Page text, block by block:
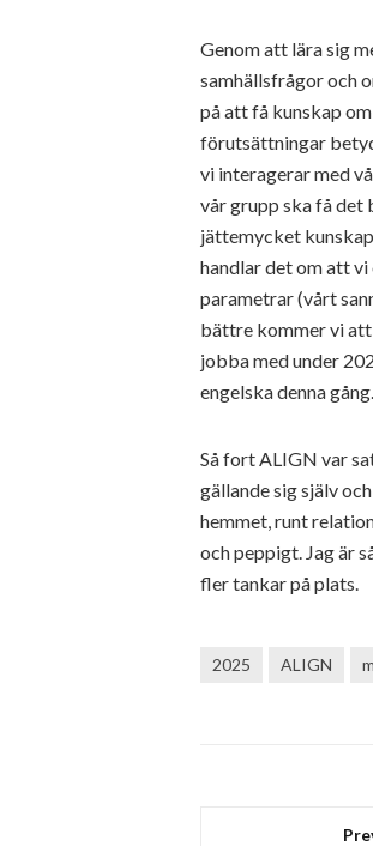
Genom att lära sig
samhällsfrågor och
på att få kunskap
förutsättningar
vi interagerar med
vår grupp ska få det
jättemycket
handlar det om att vi
parametrar (vårt
bättre kommer vi
jobba med under
engelska denna gång.
Så fort ALIGN var
gällande sig själv
hemmet, runt
och peppigt. Jag är
fler tankar på plats.
2025 ALIGN